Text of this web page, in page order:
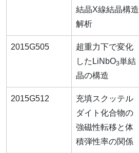
結晶X線結晶構造
解析
2015G505
超重力下で変化
したLiNbO3単結
晶の構造
2015G512
充填スクッテル
ダイト化合物の
強磁性転移と体
積弾性率の関係